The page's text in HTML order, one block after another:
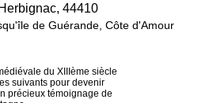
44410
de Guérande, Côte d'Amour
du XIIIème siècle
suivants pour devenir
précieux témoignage de